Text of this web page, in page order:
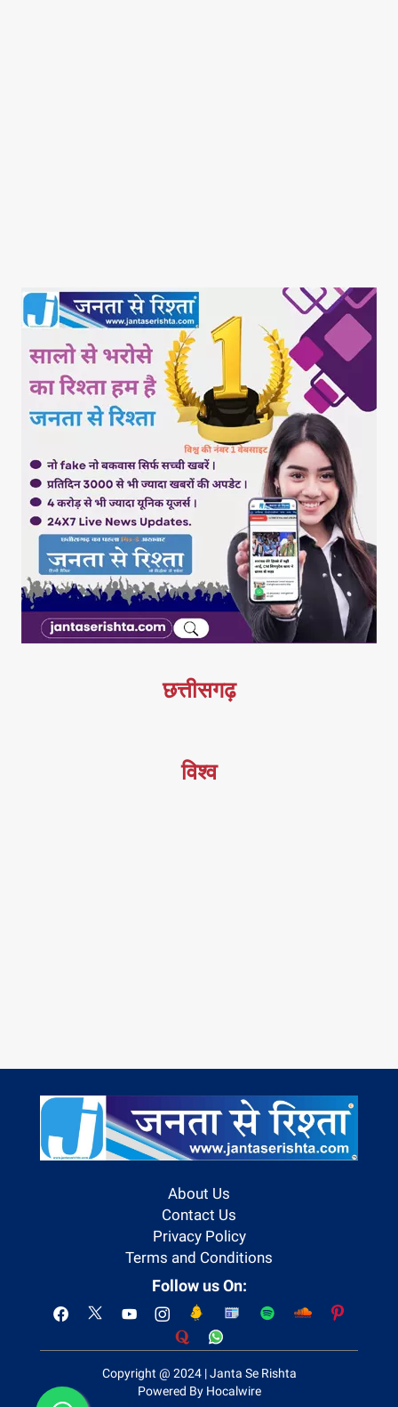
छत्तीसगढ़
विश्व
About Us
Contact Us
Privacy Policy
Terms and Conditions
Follow us On:
Copyright @ 2024 | Janta Se Rishta
Powered By Hocalwire